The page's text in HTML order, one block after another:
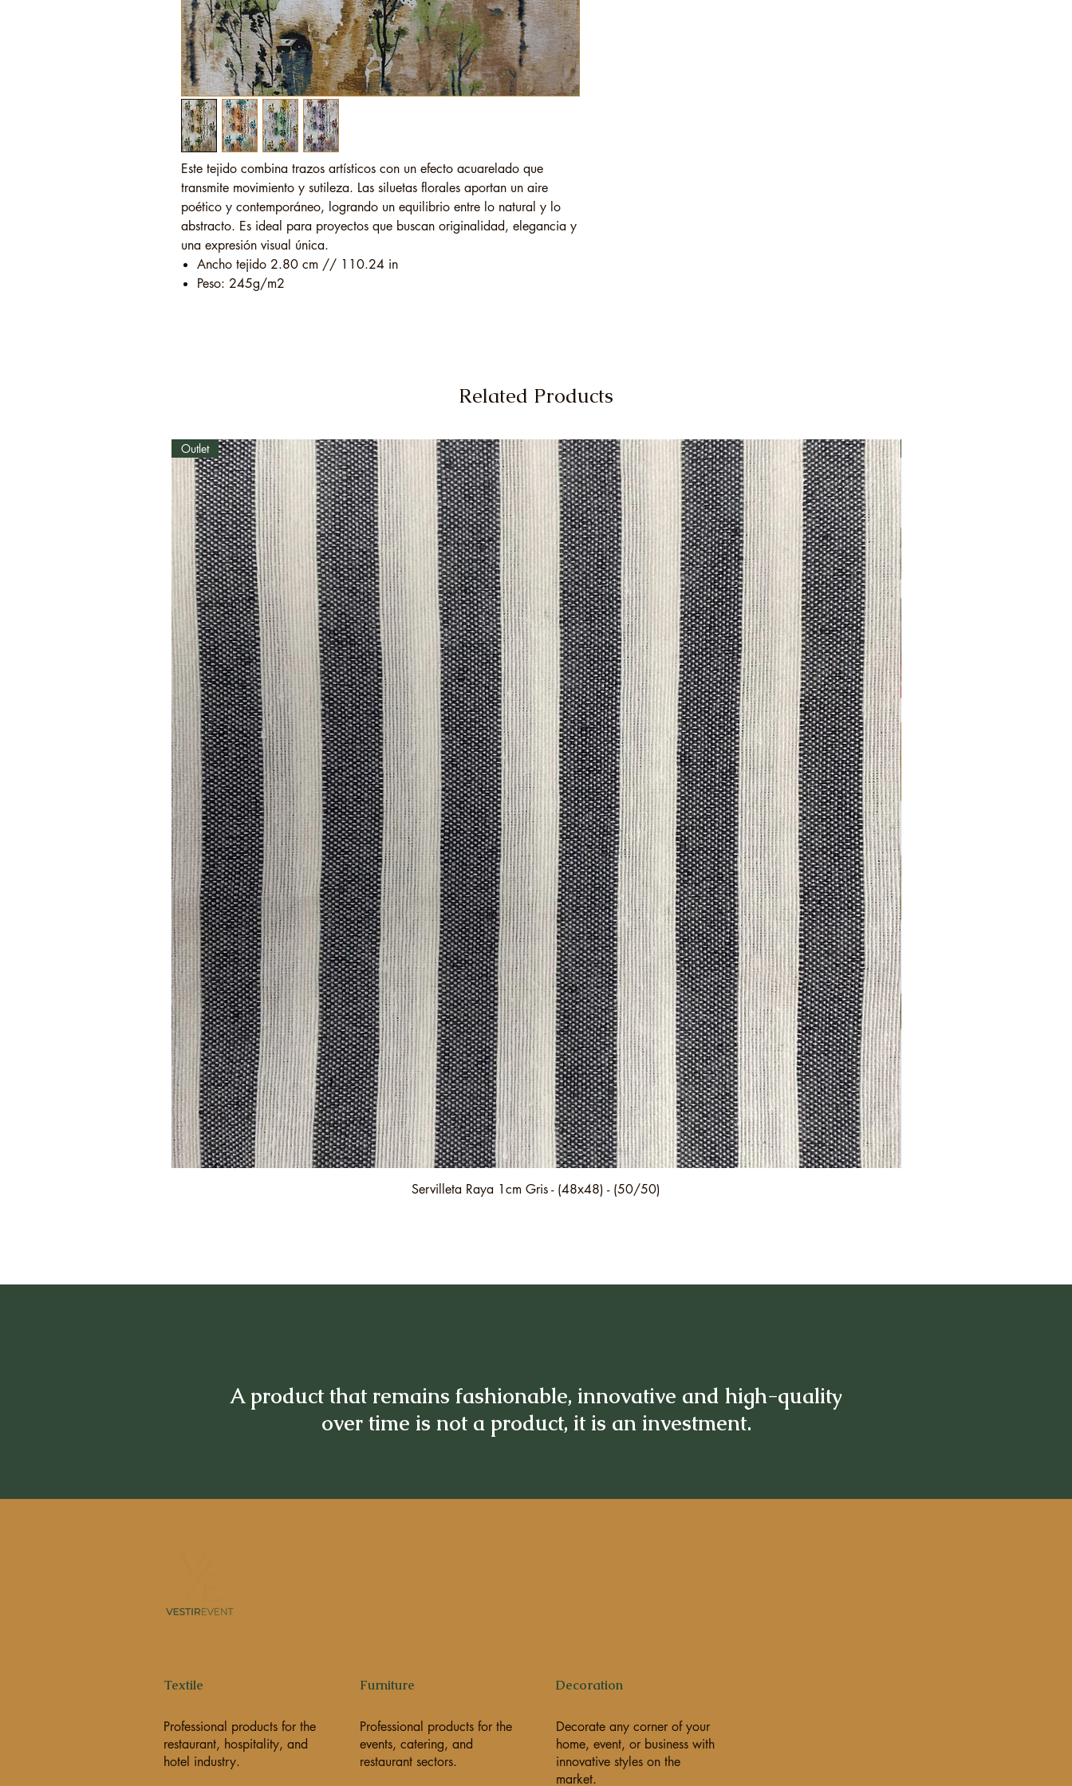
Este tejido combina trazos artísticos con un efecto acuarelado que
transmite movimiento y sutileza. Las siluetas florales aportan un aire
poético y contemporáneo, logrando un equilibrio entre lo natural y lo
abstracto. Es ideal para proyectos que buscan originalidad, elegancia y
una expresión visual única.
Ancho tejido 2.80 cm // 110.24 in
Peso: 245g/m2
Related Products
Quick View
Outlet
Servilleta Raya 1cm Gris - (48x48) - (50/50)
A product that remains fashionable, innovative and high-quality
over time is not a product, it is an investment.
Textile
Professional products for the
restaurant, hospitality, and
hotel industry.
Furniture
Professional products for the
events, catering, and
restaurant sectors.
Decoration
Decorate any corner of your
home, event, or business with
innovative styles on the
market.